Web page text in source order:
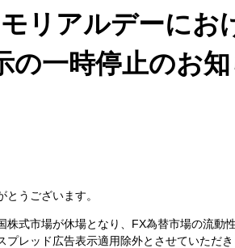
モリアルデーにお
の一時停止のお
うございます。
式市場が休場となり、FX為替市場の流動
レッド広告表示適用除外とさせていただき